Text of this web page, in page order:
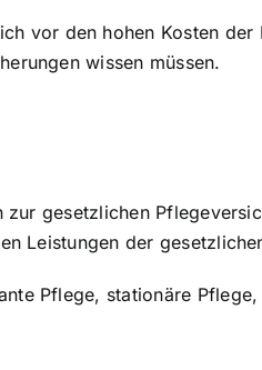
vor den hohen Kosten
wissen müssen.
gesetzlichen
Leistungen der
Pflege, stationäre